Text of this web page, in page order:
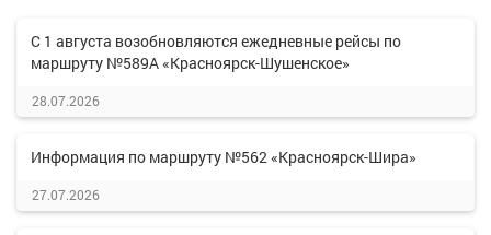
С 1 августа возобновляются ежедневные рейсы по
маршруту №589А «Красноярск-Шушенское»
28.07.2026
Информация по маршруту №562 «Красноярск-Шира»
27.07.2026